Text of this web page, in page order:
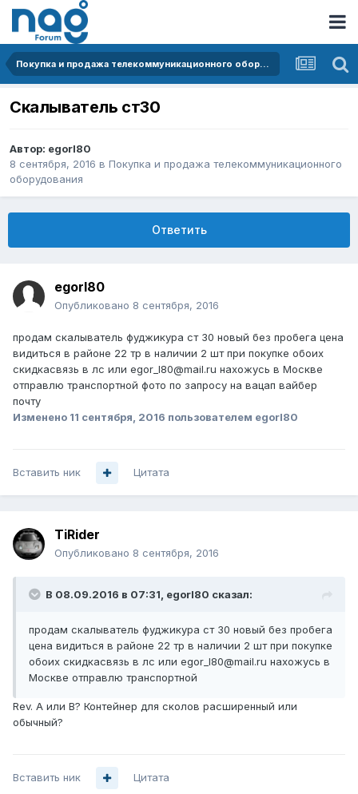
Покупка и продажа телекоммуникационного оборудования
Скалыватель ст30
Автор: egorl80
8 сентября, 2016 в Покупка и продажа телекоммуникационного
оборудования
Ответить
egorl80
Опубликовано 8 сентября, 2016
продам скалыватель фуджикура ст 30 новый без пробега цена
видиться в районе 22 тр в наличии 2 шт при покупке обоих
скидкасвязь в лс или egor_l80@mail.ru нахожусь в Москве
отправлю транспортной фото по запросу на вацап вайбер
почту
Изменено 11 сентября, 2016 пользователем egorl80
Вставить ник Цитата
TiRider
Опубликовано 8 сентября, 2016
В 08.09.2016 в 07:31, egorl80 сказал:
продам скалыватель фуджикура ст 30 новый без пробега
цена видиться в районе 22 тр в наличии 2 шт при покупке
обоих скидкасвязь в лс или egor_l80@mail.ru нахожусь в
Москве отправлю транспортной
Rev. A или B? Контейнер для сколов расширенный или
обычный?
Вставить ник Цитата